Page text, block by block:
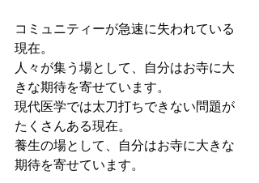
コミュニティーが急速に失われている
現在。
人々が集う場として、自分はお寺に大
きな期待を寄せています。
現代医学では太刀打ちできない問題が
たくさんある現在。
養生の場として、自分はお寺に大きな
期待を寄せています。